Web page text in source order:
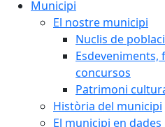
Municipi
El nostre municipi
Nuclis de
Esdeveniments,
concursos
Patrimoni
Història del municipi
El municipi en dades